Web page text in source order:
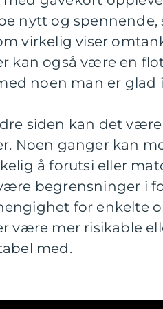
nytt og
virkelig viser
kan også være en
noen man er glad
siden kan det
Noen ganger kan
å forutsi eller
begrensninger i
for enkelte
være mer risikable
med.